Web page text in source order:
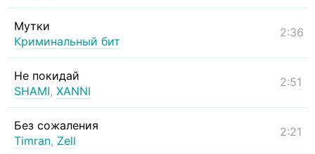
Мутки
Криминальный бит
2:36
Не покидай
SHAMI, XANNI
2:51
Без сожаления
Timran, Zell
2:21